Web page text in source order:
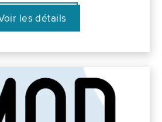
les détails